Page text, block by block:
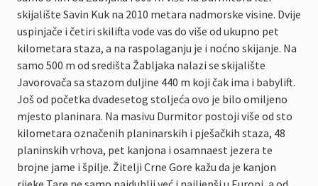
skijalište Savin Kuk na 2010 metara nadmorske visine. Dvije
uspinjače i četiri skilifta vode vas do više od ukupno pet
kilometara staza, a na raspolaganju je i noćno skijanje. Na
samo 500 m od središta Žabljaka nalazi se skijalište
Javorovača sa stazom duljine 440 m koji čak ima i babylift.
Još od početka dvadesetog stoljeća ovo je bilo omiljeno
mjesto planinara. Na masivu Durmitor postoji više od sto
kilometara označenih planinarskih i pješačkih staza, 48
planinskih vrhova, pet kanjona i osamnaest jezera te
brojne jame i špilje. Žitelji Crne Gore kažu da je kanjon